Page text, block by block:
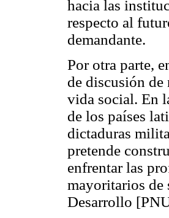
hacia las
respecto al
demandante.
Por otra parte,
de discusión de
vida social. En
de los países
dictaduras
pretende
enfrentar las
mayoritarios de
Desarrollo